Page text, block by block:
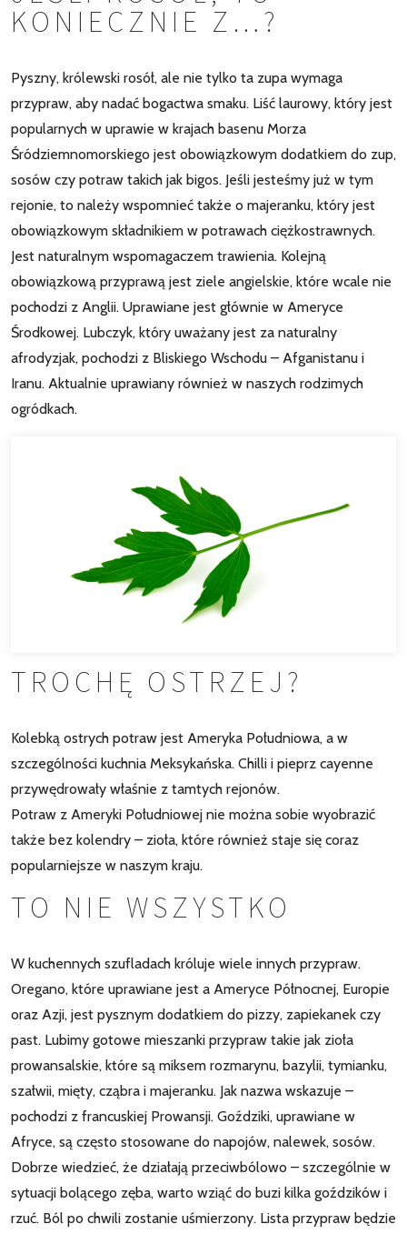
KONIECZNIE Z…?
Pyszny, królewski rosół, ale nie tylko ta zupa wymaga
przypraw, aby nadać bogactwa smaku. Liść laurowy, który jest
popularnych w uprawie w krajach basenu Morza
Śródziemnomorskiego jest obowiązkowym dodatkiem do zup,
sosów czy potraw takich jak bigos. Jeśli jesteśmy już w tym
rejonie, to należy wspomnieć także o majeranku, który jest
obowiązkowym składnikiem w potrawach ciężkostrawnych.
Jest naturalnym wspomagaczem trawienia. Kolejną
obowiązkową przyprawą jest ziele angielskie, które wcale nie
pochodzi z Anglii. Uprawiane jest głównie w Ameryce
Środkowej. Lubczyk, który uważany jest za naturalny
afrodyzjak, pochodzi z Bliskiego Wschodu – Afganistanu i
Iranu. Aktualnie uprawiany również w naszych rodzimych
ogródkach.
TROCHĘ OSTRZEJ?
Kolebką ostrych potraw jest Ameryka Południowa, a w
szczególności kuchnia Meksykańska. Chilli i pieprz cayenne
przywędrowały właśnie z tamtych rejonów.
Potraw z Ameryki Południowej nie można sobie wyobrazić
także bez kolendry – zioła, które również staje się coraz
popularniejsze w naszym kraju.
TO NIE WSZYSTKO
W kuchennych szufladach króluje wiele innych przypraw.
Oregano, które uprawiane jest a Ameryce Północnej, Europie
oraz Azji, jest pysznym dodatkiem do pizzy, zapiekanek czy
past. Lubimy gotowe mieszanki przypraw takie jak zioła
prowansalskie, które są miksem rozmarynu, bazylii, tymianku,
szałwii, mięty, cząbra i majeranku. Jak nazwa wskazuje –
pochodzi z francuskiej Prowansji. Goździki, uprawiane w
Afryce, są często stosowane do napojów, nalewek, sosów.
Dobrze wiedzieć, że działają przeciwbólowo – szczególnie w
sytuacji bolącego zęba, warto wziąć do buzi kilka goździków i
rzuć. Ból po chwili zostanie uśmierzony. Lista przypraw będzie